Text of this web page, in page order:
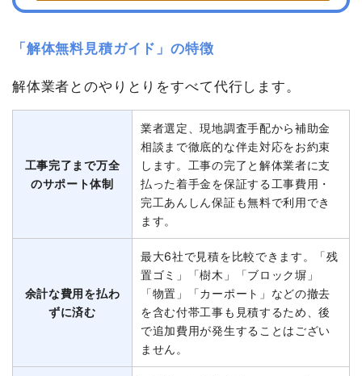
「解体無料見積ガイド」の特徴
解体業者とのやりとりをすべて代行します。
工事完了まで万全
のサポート体制
業者選定、現地調査手配から補助金
相談まで徹底的な伴走対応をお約束
します。工事の完了と解体業者に支
払った着手金を保証する工事費用・
完工あんしん保証も無料で利用でき
ます。
余計な費用を払わ
ずに済む
最大6社で見積を比較できます。「残
置ゴミ」「樹木」「ブロック塀」
「物置」「カーポート」などの撤去
を含む付帯工事も見積するため、後
で追加費用が発生することはござい
ません。